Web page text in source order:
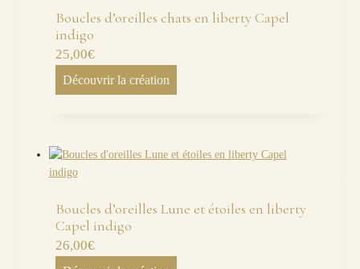
Boucles d’oreilles chats en liberty Capel
indigo
25,00€
Découvrir la création
Boucles d’oreilles Lune et étoiles en liberty
Capel indigo
26,00€